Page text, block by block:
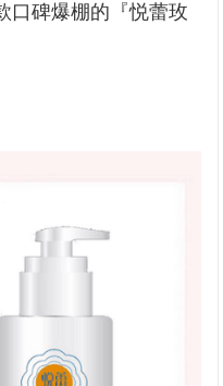
口碑爆棚的『悦蕾玫